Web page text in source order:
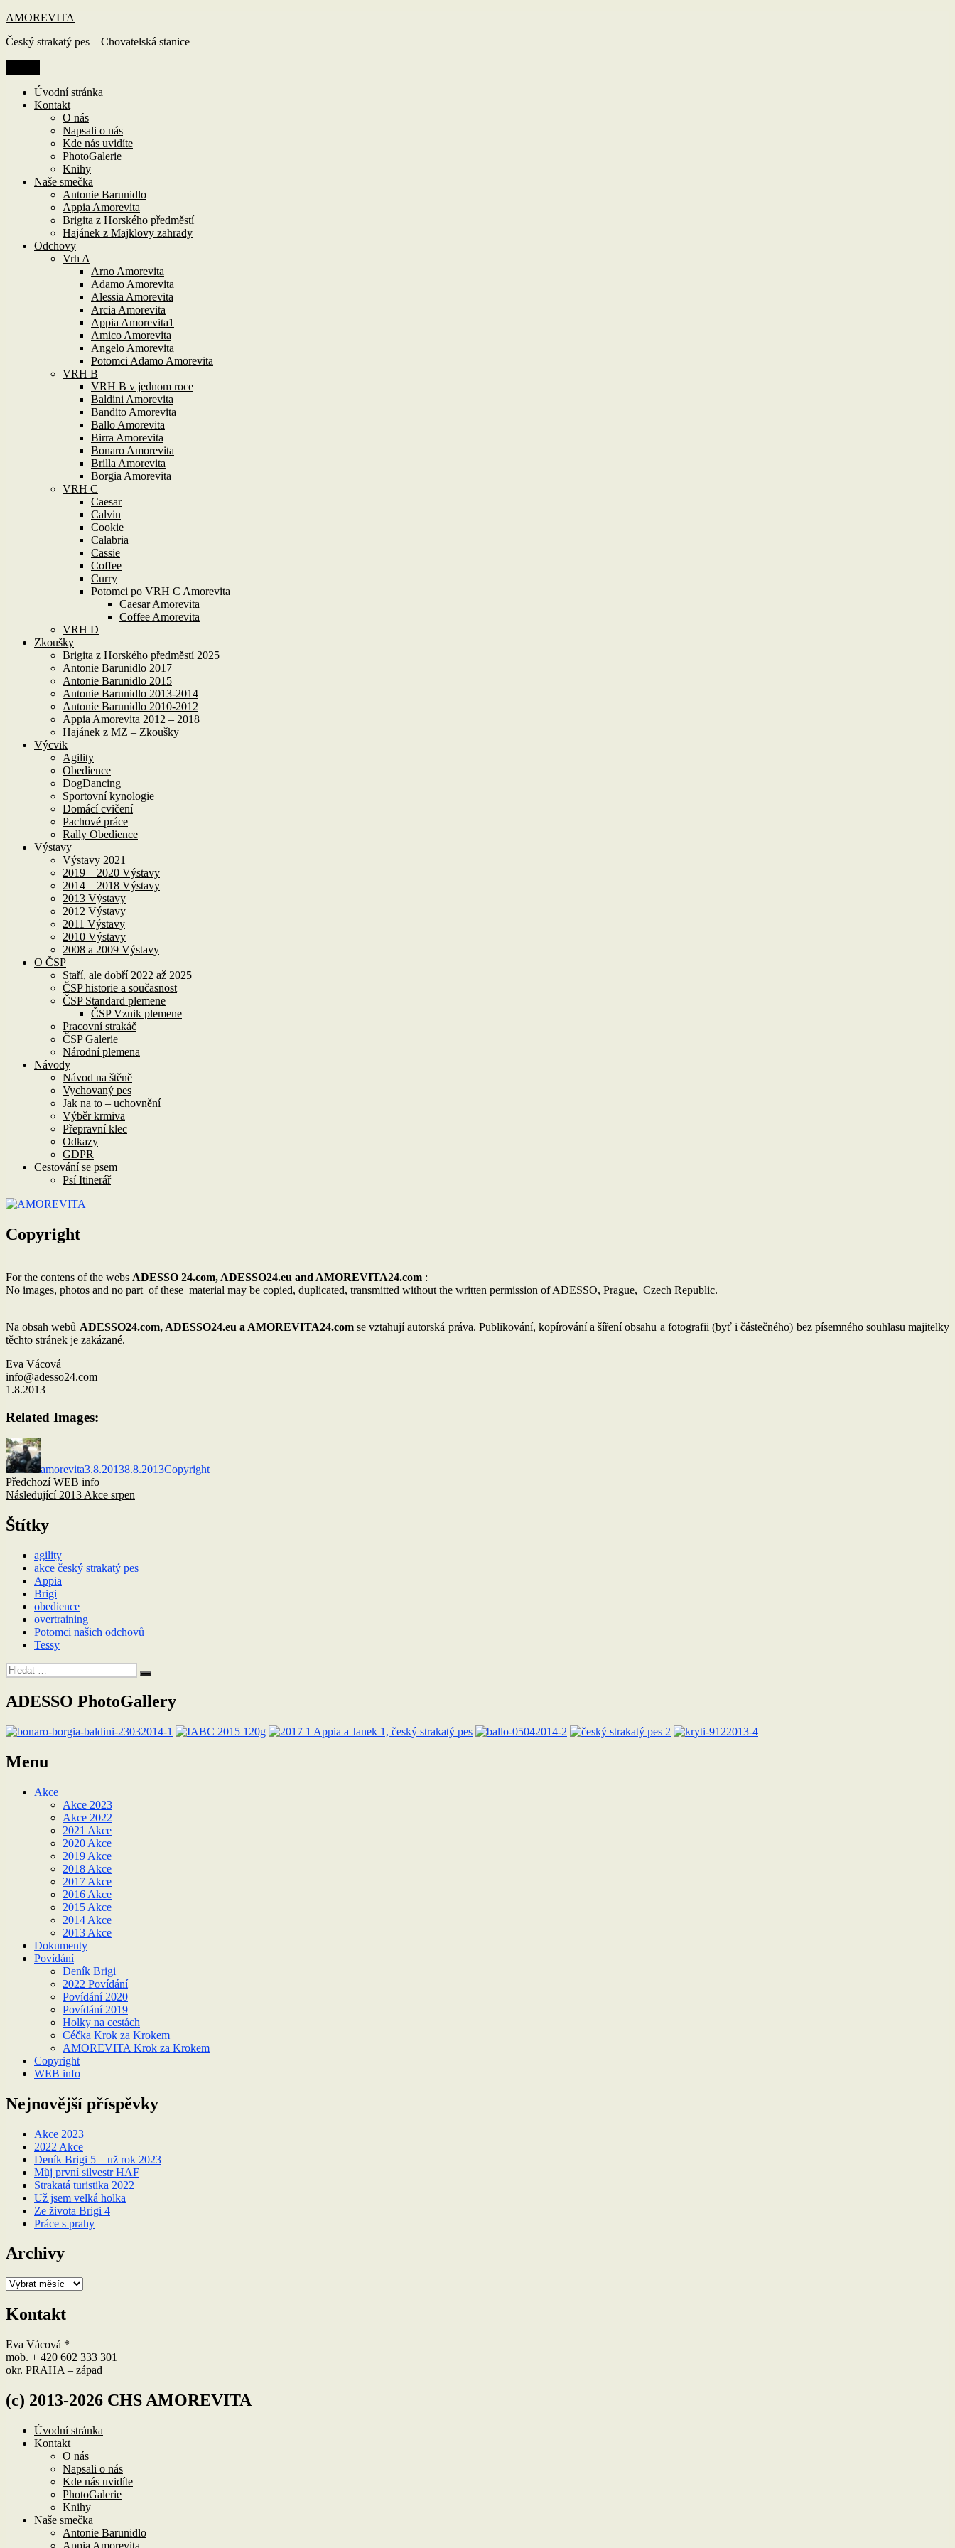
Přejít
obsahu
AMOREVITA
Český strakatý pes – Chovatelská stanice
Úvodní stránka
Kontakt
O nás
Napsali o nás
Kde nás uvidíte
PhotoGalerie
Knihy
Naše smečka
Antonie Barunidlo
Appia Amorevita
Brigita z Horského předměstí
Hajánek z Majklovy zahrady
Odchovy
Vrh A
Arno Amorevita
Adamo Amorevita
Alessia Amorevita
Arcia Amorevita
Appia Amorevita1
Amico Amorevita
Angelo Amorevita
Potomci Adamo Amorevita
VRH B
VRH B v jednom roce
Baldini Amorevita
Bandito Amorevita
Ballo Amorevita
Birra Amorevita
Bonaro Amorevita
Brilla Amorevita
Borgia Amorevita
VRH C
Caesar
Calvin
Cookie
Calabria
Cassie
Coffee
Curry
Potomci po VRH C Amorevita
Caesar Amorevita
Coffee Amorevita
VRH D
Zkoušky
Brigita z Horského předměstí 2025
Antonie Barunidlo 2017
Antonie Barunidlo 2015
Antonie Barunidlo 2013-2014
Antonie Barunidlo 2010-2012
Appia Amorevita 2012 – 2018
Hajánek z MZ – Zkoušky
Výcvik
Agility
Obedience
DogDancing
Sportovní kynologie
Domácí cvičení
Pachové práce
Rally Obedience
Výstavy
Výstavy 2021
2019 – 2020 Výstavy
2014 – 2018 Výstavy
2013 Výstavy
2012 Výstavy
2011 Výstavy
2010 Výstavy
2008 a 2009 Výstavy
O ČSP
Staří, ale dobří 2022 až 2025
ČSP historie a současnost
ČSP Standard plemene
ČSP Vznik plemene
Pracovní strakáč
ČSP Galerie
Národní plemena
Návody
Návod na štěně
Vychovaný pes
Jak na to – uchovnění
Výběr krmiva
Přepravní klec
Odkazy
GDPR
Cestování se psem
Psí Itinerář
Copyright
For the contens of the webs ADESSO 24.com, ADESSO24.eu and AMOREVITA24.com :
No images, photos and no part of these material may be copied, duplicated, transmitted without the written permission of ADESSO, Prague, Czech Republic.
Na obsah webů ADESSO24.com, ADESSO24.eu a AMOREVITA24.com se vztahují autorská práva. Publikování, kopírování a šíření obsahu a fotografii (byť i částečného) bez písemného souhlasu majitelky
těchto stránek je zakázané.
Eva Vácová
info@adesso24.com
1.8.2013
Related Images:
Autor:
amorevita3.8.20138.8.2013Copyright
Navigace
pro
příspěvek
Předchozí Předchozí
příspěvek:
WEB info
Následující Následující
2013 Akce srpen
Štítky
agility
akce český strakatý pes
Appia
Brigi
obedience
overtraining
Potomci našich odchovů
Tessy
Hledat:
Hledání
ADESSO PhotoGallery
Menu
Akce
Akce 2023
Akce 2022
2021 Akce
2020 Akce
2019 Akce
2018 Akce
2017 Akce
2016 Akce
2015 Akce
2014 Akce
2013 Akce
Dokumenty
Povídání
Deník Brigi
2022 Povídání
Povídání 2020
Povídání 2019
Holky na cestách
Céčka Krok za Krokem
AMOREVITA Krok za Krokem
Copyright
WEB info
Nejnovější příspěvky
Akce 2023
2022 Akce
Deník Brigi 5 – už rok 2023
Můj první silvestr HAF
Strakatá turistika 2022
Už jsem velká holka
Ze života Brigi 4
Práce s prahy
Archivy
Archivy
Kontakt
Eva Vácová *
mob. + 420 602 333 301
okr. PRAHA – západ
(c) 2013-2026 CHS AMOREVITA
Úvodní stránka
Kontakt
O nás
Napsali o nás
Kde nás uvidíte
PhotoGalerie
Knihy
Naše smečka
Antonie Barunidlo
Appia Amorevita